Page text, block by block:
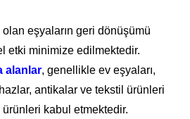
eşyaların geri dönüşümü
etki minimize edilmektedir.
alanlar, genellikle ev eşyaları,
antikalar ve tekstil ürünleri
kabul etmektedir.